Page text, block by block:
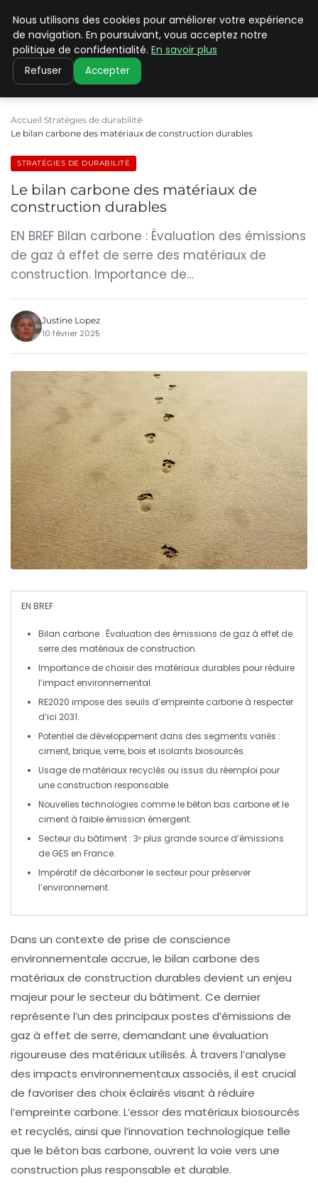
CLIMATE C ADVANCED
Accueil Stratégies de durabilité
Le bilan carbone des matériaux de construction durables
STRATÉGIES DE DURABILITÉ
Le bilan carbone des matériaux de
construction durables
EN BREF Bilan carbone : Évaluation des émissions
de gaz à effet de serre des matériaux de
construction. Importance de…
Justine Lopez
10 février 2025
EN BREF
Bilan carbone : Évaluation des émissions de gaz à effet de
serre des matériaux de construction.
Importance de choisir des matériaux durables pour réduire
l’impact environnemental.
RE2020 impose des seuils d’empreinte carbone à respecter
d’ici 2031.
Potentiel de développement dans des segments variés :
ciment,brique,verre,bois etisolants biosourcés.
Usage dematériaux recyclés ou issus du réemploi pour
une construction responsable.
Nouvelles technologies comme lebéton bas carbone et le
ciment à faible émission émergent.
Secteur du bâtiment : 3ᵉ plus grande source d’émissions
de GES en France.
Impératif de décarboner le secteur pour préserver
l’environnement.
Dans un contexte de prise de conscience
environnementale accrue, le bilan carbone des
matériaux de construction durables devient un enjeu
majeur pour le secteur du bâtiment. Ce dernier
représente l’un des principaux postes d’émissions de
gaz à effet de serre, demandant une évaluation
rigoureuse des matériaux utilisés. À travers l’analyse
des impacts environnementauxassociés, il est crucial
de favoriser des choix éclairés visant à réduire
l’empreinte carbone. L’essor des matériauxbiosourcés
et recyclés, ainsi que l’innovation technologique telle
que le béton bas carbone, ouvrent la voie vers une
construction plus responsable et durable.
Nous utilisons des cookies pour améliorer votre expérience
de navigation. En poursuivant, vous acceptez notre
politique de confidentialité. En savoir plus
Refuser Accepter